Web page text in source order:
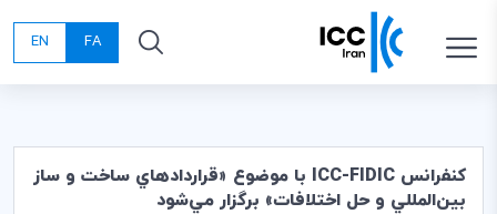
FA
EN
كنفرانس ‌ICC-FIDIC با موضوع «‌قراردادهاي ساخت و ساز
بين‌المللي و حل اختلافات‌» برگزار مي‌شود